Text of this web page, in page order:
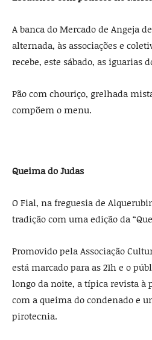
A banca do Mercado de Angeja
alternada, às associações e
recebe, este sábado, as iguarias
Pão com chouriço, grelhada
compõem o menu.
Queima do Judas
O Fial, na freguesia de
tradição com uma edição da
Promovido pela Associação
está marcado para as 21h e o
longo da noite, a típica revista à
com a queima do condenado e
pirotecnia.